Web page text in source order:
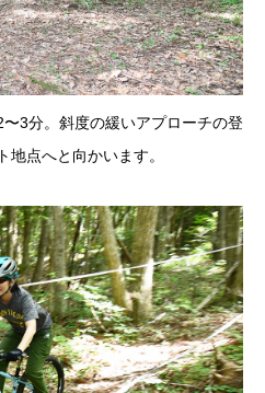
3分。斜度の緩いアプローチの登
地点へと向かいます。